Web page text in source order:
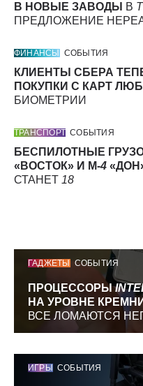
В НОВЫЕ ЗАВОДЫ
В
ПРЕДЛОЖЕНИЕ
ФИНАНСЫ СОБЫТИЯ
КЛИЕНТЫ СБЕРА
ПОКУПКИ С КАРТ
БИОМЕТРИИ
ТРАНСПОРТ СОБЫТИЯ
БЕСПИЛОТНЫЕ
«ВОСТОК» И М-4
СТАНЕТ 18
ГАДЖЕТЫ СОБЫТИЯ
ПРОЦЕССОРЫ
НА УРОВНЕ
ВСЕ ЛОМАЮТСЯ
ИГРЫ СОБЫТИЯ